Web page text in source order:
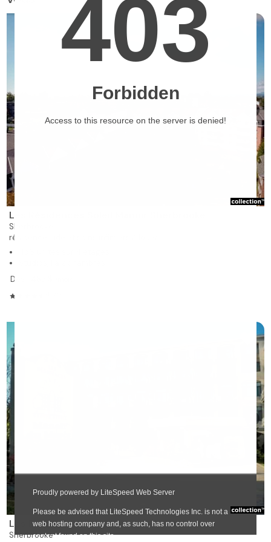
Les Résidences Soleil Manoir Sherbrooke
Sherbrooke
résidence aide et soins infimiers à louer
Dès 1 485 $
Les Résidences Soleil Manoir du Musée
Sherbrooke